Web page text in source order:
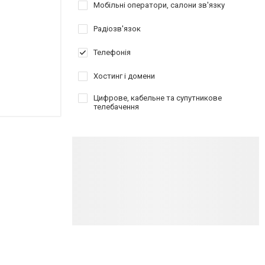
Мобільні оператори, салони зв'язку
Радіозв'язок
Телефонія
Хостинг і домени
Цифрове, кабельне та супутникове
телебачення